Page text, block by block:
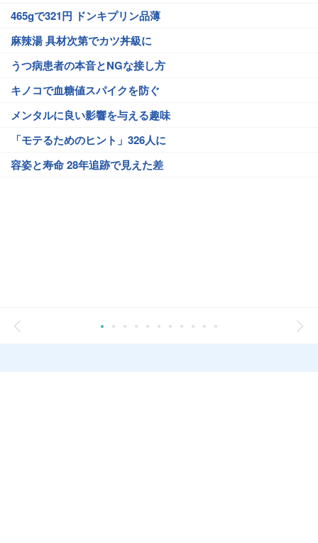
465gで321円 ドンキプリン品薄
麻辣湯 具材次第でカツ丼級に
うつ病患者の本音とNGな接し方
キノコで血糖値スパイクを防ぐ
メンタルに良い影響を与える趣味
「モテるためのヒント」326人に
容姿と寿命 28年追跡で見えた差